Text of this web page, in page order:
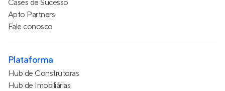
Cases de Sucesso
Apto Partners
Fale conosco
Plataforma
Hub de Construtoras
Hub de Imobiliárias